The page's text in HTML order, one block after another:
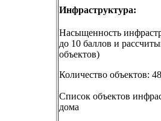
Инфраструктура:
Насыщенность
до 10 баллов и
объектов)
Количество объектов: 48
Список объектов
дома